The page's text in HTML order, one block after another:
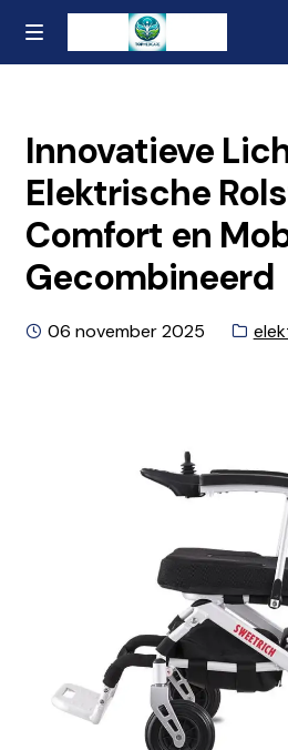
Ga
naar
Naar
de
MENU
Contact
Over ons
Innovatieve
Elektrische
Comfort en
Gecombineerd
Geplaatst
06 november 2025